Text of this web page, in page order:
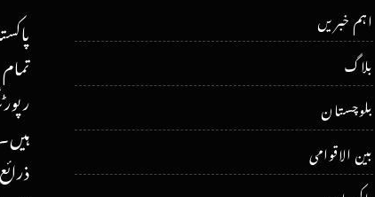
اہم خبریں
بلاگ
بلوچستان
بین الاقوامی